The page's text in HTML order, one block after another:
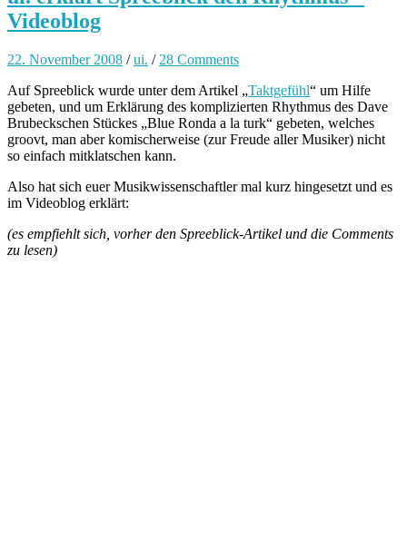
Videoblog
22. November 2008 /ui. / 28 Comments
Auf Spreeblick wurde unter dem Artikel „Taktgefühl“ um Hilfe
gebeten, und um Erklärung des komplizierten Rhythmus des Dave
Brubeckschen Stückes „Blue Ronda a la turk“ gebeten, welches
groovt, man aber komischerweise (zur Freude aller Musiker) nicht
so einfach mitklatschen kann.
Also hat sich euer Musikwissenschaftler mal kurz hingesetzt und es
im Videoblog erklärt:
(es empfiehlt sich, vorher den Spreeblick-Artikel und die Comments
zu lesen)